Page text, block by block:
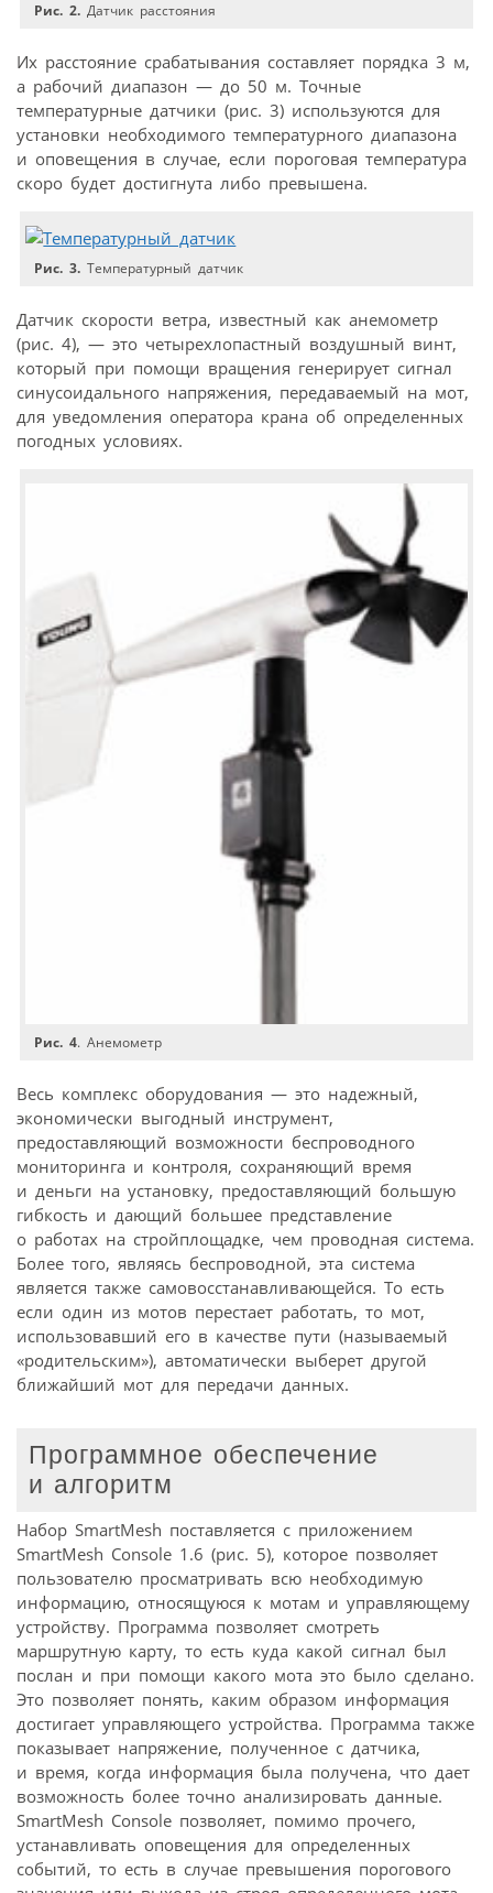
Рис. 2. Датчик расстояния
Их расстояние срабатывания составляет порядка 3 м,
а рабочий диапазон — до 50 м. Точные
температурные датчики (рис. 3) используются для
установки необходимого температурного диапазона
и оповещения в случае, если пороговая температура
скоро будет достигнута либо превышена.
Рис. 3. Температурный датчик
Датчик скорости ветра, известный как анемометр
(рис. 4), — это четырехлопастный воздушный винт,
который при помощи вращения генерирует сигнал
синусоидального напряжения, передаваемый на мот,
для уведомления оператора крана об определенных
погодных условиях.
Рис. 4. Анемометр
Весь комплекс оборудования — это надежный,
экономически выгодный инструмент,
предоставляющий возможности беспроводного
мониторинга и контроля, сохраняющий время
и деньги на установку, предоставляющий большую
гибкость и дающий большее представление
о работах на стройплощадке, чем проводная система.
Более того, являясь беспроводной, эта система
является также самовосстанавливающейся. То есть
если один из мотов перестает работать, то мот,
использовавший его в качестве пути (называемый
«родительским»), автоматически выберет другой
ближайший мот для передачи данных.
Программное обеспечение
и алгоритм
Набор SmartMesh поставляется с приложением
SmartMesh Console 1.6 (рис. 5), которое позволяет
пользователю просматривать всю необходимую
информацию, относящуюся к мотам и управляющему
устройству. Программа позволяет смотреть
маршрутную карту, то есть куда какой сигнал был
послан и при помощи какого мота это было сделано.
Это позволяет понять, каким образом информация
достигает управляющего устройства. Программа также
показывает напряжение, полученное с датчика,
и время, когда информация была получена, что дает
возможность более точно анализировать данные.
SmartMesh Console позволяет, помимо прочего,
устанавливать оповещения для определенных
событий, то есть в случае превышения порогового